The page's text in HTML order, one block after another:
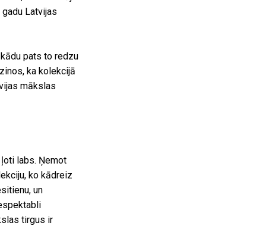
Latvijas
pats to redzu
ka kolekcijā
mākslas
labs. Ņemot
ko kādreiz
un
tirgus ir